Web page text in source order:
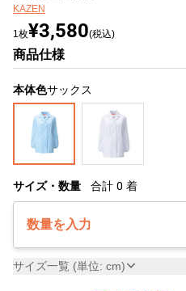
KAZEN
1枚¥3,580(税込)
商品仕様
本体色サックス
サイズ・数量 合計 0 着
数量を入力
サイズ一覧 (単位: cm)